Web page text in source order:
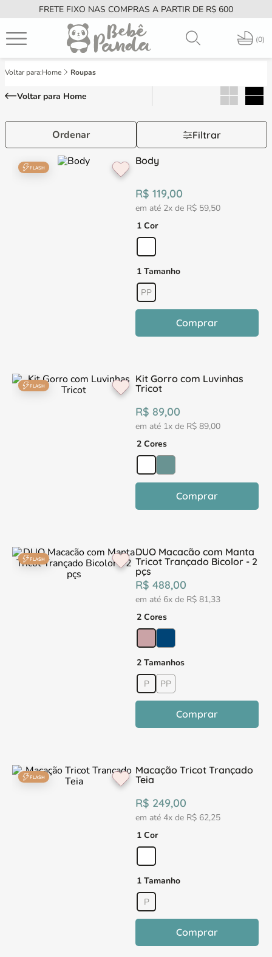
FRETE FIXO NAS COMPRAS A PARTIR DE R$ 600
0
Home Roupas
Voltar para Home
Ordenar Filtrar
FLASH
Body
R$ 119,00
em até 2x de R$ 59,50
1 Cor
1 Tamanho
PP
Comprar
FLASH
Kit Gorro com Luvinhas
Tricot
R$ 89,00
em até 1x de R$ 89,00
2 Cores
Comprar
FLASH
DUO Macacão com Manta
Tricot Trançado Bicolor - 2
pçs
R$ 488,00
em até 6x de R$ 81,33
2 Cores
2 Tamanhos
P
PP
Comprar
FLASH
Macação Tricot Trançado
Teia
R$ 249,00
em até 4x de R$ 62,25
1 Cor
1 Tamanho
P
Comprar
PT